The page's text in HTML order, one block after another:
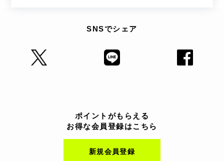
SNSでシェア
ポイントがもらえる
お得な会員登録はこちら
新規会員登録